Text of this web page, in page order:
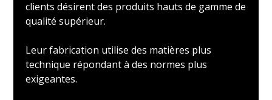
clients désirent des produits hauts de gamme de
qualité supérieur.
Leur fabrication utilise des matières plus
technique répondant à des normes plus
exigeantes.